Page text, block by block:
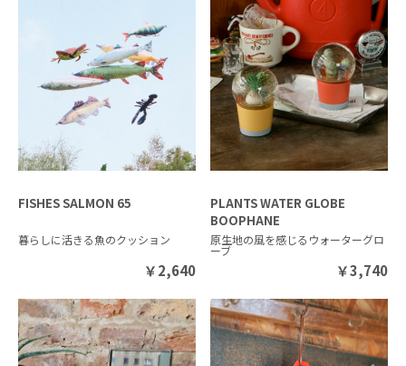
FISHES SALMON 65
暮らしに活きる魚のクッション
￥2,640
PLANTS WATER GLOBE
BOOPHANE
原生地の風を感じるウォーターグロ
ーブ
￥3,740